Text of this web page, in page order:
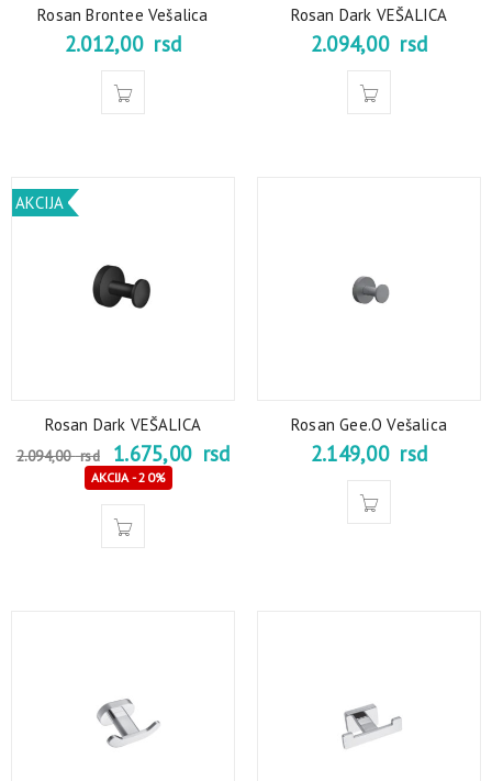
Rosan Brontee Vešalica
2.012,00 rsd
Rosan Dark VEŠALICA
2.094,00 rsd
AKCIJA
Rosan Dark VEŠALICA
2.094,00rsd 1.675,00 rsd
AKCIJA - 20%
Rosan Gee.O Vešalica
2.149,00 rsd